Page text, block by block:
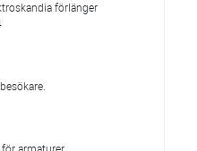
förlänger
armaturer